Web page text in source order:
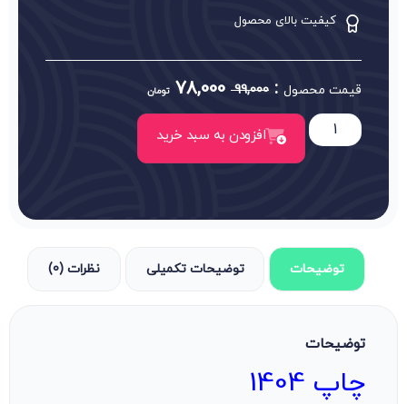
کیفیت بالای محصول
قیمت محصول :
99,000
78,000 تومان
افزودن به سبد خرید
توضیحات توضیحات تکمیلی نظرات (0)
توضیحات
چاپ 1404